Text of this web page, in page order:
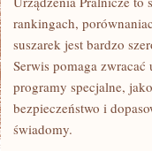
rankingach,
suszarek jest bardzo
Serwis pomaga
programy specjalne,
bezpieczeństwo i
świadomy.